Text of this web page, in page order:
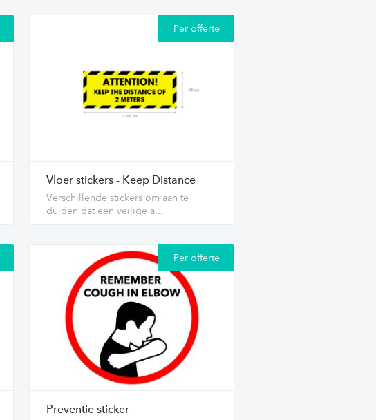
Per offerte
Vloer stickers - Keep Distance
Verschillende stickers om aan te
duiden dat een veilige a...
Per offerte
Preventie sticker